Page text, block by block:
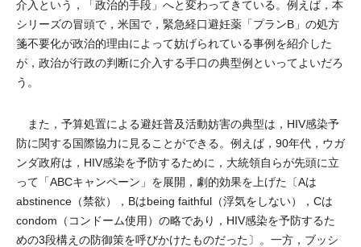
介入という，「政治的手段」へと変わってきている。例えば，本
シリーズの冒頭で，米国で，緊急経口避妊薬「プランB」の処方
箋不要化が政治的理由によって妨げられている事例を紹介した
が，政治が行政の判断に介入する手口の典型例といってよいだろ
う。
また，予算処置による避妊普及活動妨害の典型は，HIV感染予
防に関する国際協力に見ることができる。例えば，90年代，ウガ
ンダ政府は，HIV感染を予防するために，大統領自らが先頭に立
って「ABCキャンペーン」を展開，劇的効果を上げた〔Aは
abstinence（禁欲），Bはbeing faithful（浮気をしない），Cは
condom（コンドーム使用）の略であり，HIV感染を予防するた
めの3段構えの防御策を呼びかけたものだった〕。一方，ブッシ